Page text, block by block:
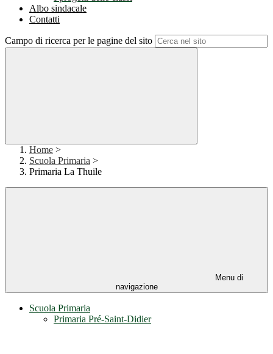
Albo sindacale
Contatti
Campo di ricerca per le pagine del sito
Home >
Scuola Primaria >
Primaria La Thuile
Menu di
navigazione
Scuola Primaria
Primaria Pré-Saint-Didier